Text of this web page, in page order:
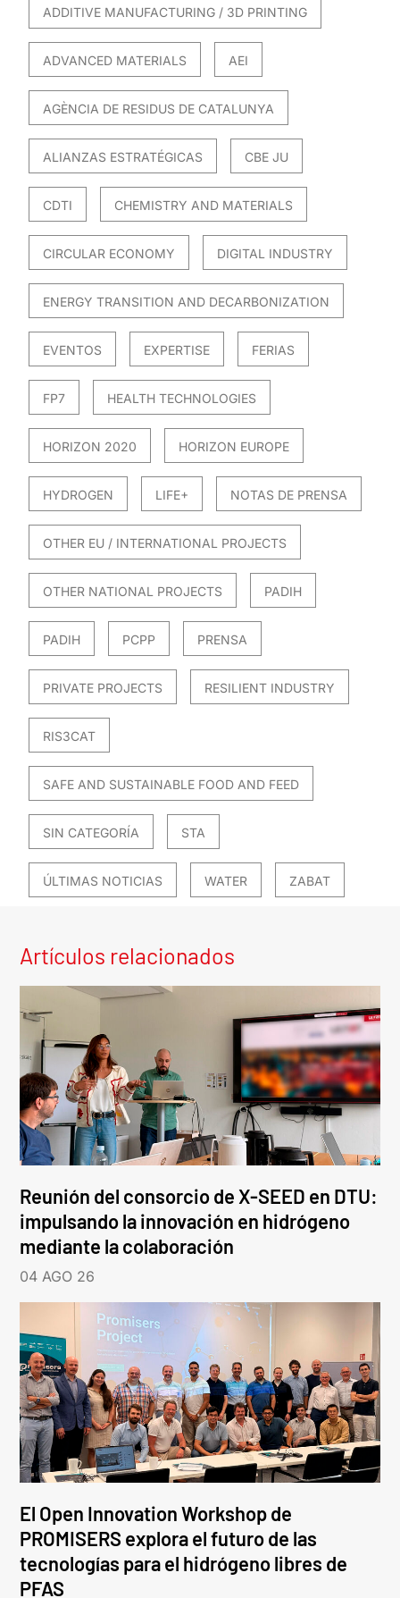
ADDITIVE MANUFACTURING / 3D PRINTING
ADVANCED MATERIALS AEI
AGÈNCIA DE RESIDUS DE CATALUNYA
ALIANZAS ESTRATÉGICAS CBE JU
CDTI CHEMISTRY AND MATERIALS
CIRCULAR ECONOMY DIGITAL INDUSTRY
ENERGY TRANSITION AND DECARBONIZATION
EVENTOS EXPERTISE FERIAS
FP7 HEALTH TECHNOLOGIES
HORIZON 2020 HORIZON EUROPE
HYDROGEN LIFE+ NOTAS DE PRENSA
OTHER EU / INTERNATIONAL PROJECTS
OTHER NATIONAL PROJECTS PADIH
PADIH PCPP PRENSA
PRIVATE PROJECTS RESILIENT INDUSTRY
RIS3CAT
SAFE AND SUSTAINABLE FOOD AND FEED
SIN CATEGORÍA STA
ÚLTIMAS NOTICIAS WATER ZABAT
Artículos relacionados
Reunión del consorcio de X-SEED en DTU:
impulsando la innovación en hidrógeno
mediante la colaboración
04 AGO 26
El Open Innovation Workshop de
PROMISERS explora el futuro de las
tecnologías para el hidrógeno libres de
PFAS